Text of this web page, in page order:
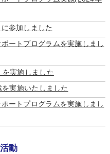
参加しました
ートプログラムを実施しまし
を実施しました
実施いたしました
ートプログラムを実施しまし
動